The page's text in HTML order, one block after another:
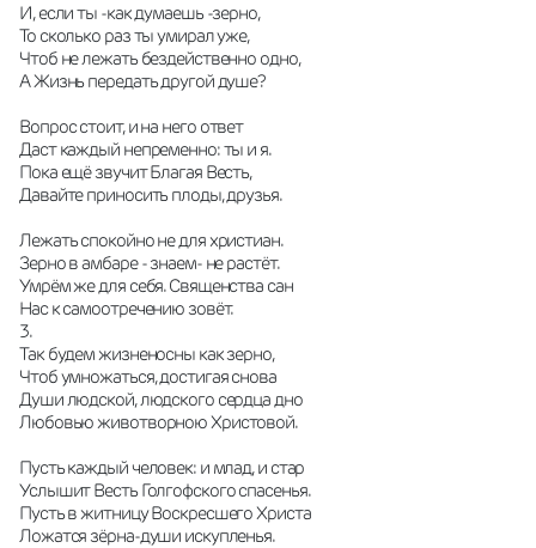
И, если ты -как думаешь -зерно,
То сколько раз ты умирал уже,
Чтоб не лежать бездейственно одно,
А Жизнь передать другой душе?
Вопрос стоит, и на него ответ
Даст каждый непременно: ты и я.
Пока ещё звучит Благая Весть,
Давайте приносить плоды, друзья.
Лежать спокойно не для христиан.
Зерно в амбаре - знаем- не растёт.
Умрём же для себя. Священства сан
Нас к самоотречению зовёт.
3.
Так будем жизненосны как зерно,
Чтоб умножаться, достигая снова
Души людской, людского сердца дно
Любовью животворною Христовой.
Пусть каждый человек: и млад, и стар
Услышит Весть Голгофского спасенья.
Пусть в житницу Воскресшего Христа
Ложатся зёрна-души искупленья.